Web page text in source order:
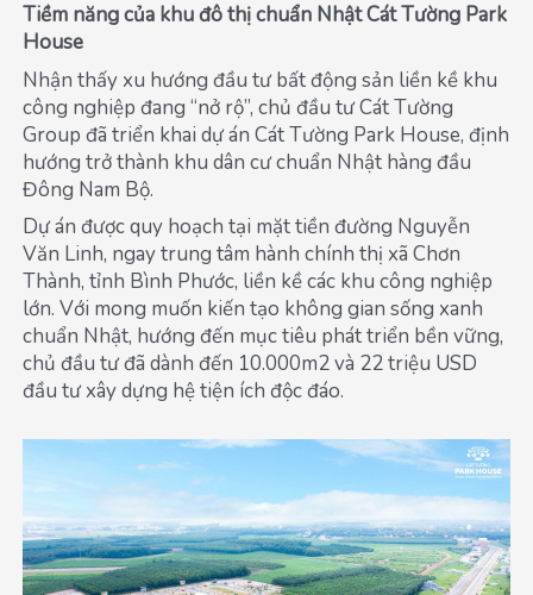
Tiềm năng của khu đô thị chuẩn Nhật Cát Tường Park
House
Nhận thấy xu hướng đầu tư bất động sản liền kề khu
công nghiệp đang “nở rộ”, chủ đầu tư Cát Tường
Group đã triển khai dự án Cát Tường Park House, định
hướng trở thành khu dân cư chuẩn Nhật hàng đầu
Đông Nam Bộ.
Dự án được quy hoạch tại mặt tiền đường Nguyễn
Văn Linh, ngay trung tâm hành chính thị xã Chơn
Thành, tỉnh Bình Phước, liền kề các khu công nghiệp
lớn. Với mong muốn kiến tạo không gian sống xanh
chuẩn Nhật, hướng đến mục tiêu phát triển bền vững,
chủ đầu tư đã dành đến 10.000m2 và 22 triệu USD
đầu tư xây dựng hệ tiện ích độc đáo.